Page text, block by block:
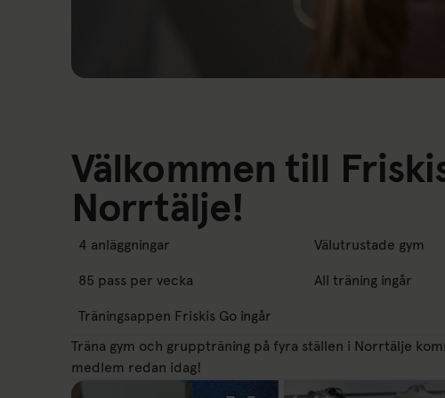
Välkommen till
Norrtälje!
4 anläggningar Välutrustade gym
85 pass per vecka All träning ingår
Träningsappen Friskis Go ingår
Träna gym och gruppträning på fyra ställen i Norrtälje
medlem redan idag!